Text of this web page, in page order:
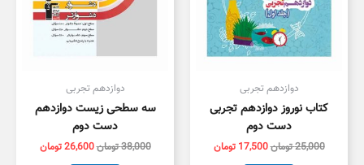
دوازدهم تجربی
کتاب نوروز دوازدهم تجربی
دست دوم
25,000تومان17,500 تومان
دوازدهم تجربی
سه سطحی زیست دوازدهم
دست دوم
38,000تومان26,600تومان